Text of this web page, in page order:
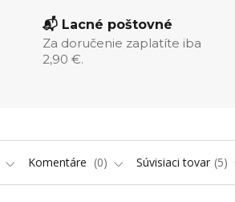
📬 Lacné poštovné
Za doručenie zaplatíte iba
2,90 €.
Komentáre 0 Súvisiaci tovar 5